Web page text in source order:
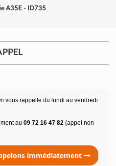
A35E - ID735
vous rappelle du lundi au vendredi
au 09 72 16 47 82 (appel non
immédiatement